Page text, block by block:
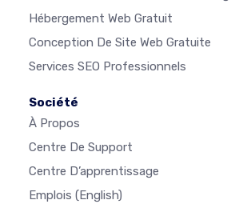
Hébergement Web Gratuit
Conception De Site Web Gratuite
Services SEO Professionnels
Société
À Propos
Centre De Support
Centre D’apprentissage
Emplois (English)